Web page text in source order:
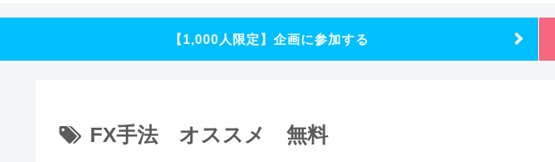
【1,000人限定】企画に参加する
FX手法 オススメ 無料